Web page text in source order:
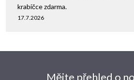
17.7.2026
krabičce zdarma.
Mějte přehled o